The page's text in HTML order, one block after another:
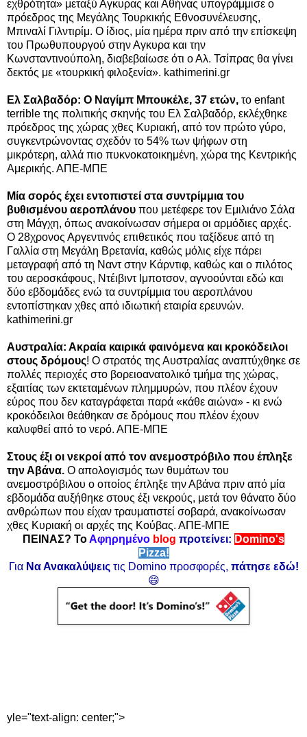
εχθρότητα» μεταξύ Αγκυρας και Αθήνας υπογράμμισε ο
πρόεδρος της Μεγάλης Τουρκικής Εθνοσυνέλευσης,
Μπιναλί Γιλντιρίμ. Ο ίδιος, μία ημέρα πριν από την επίσκεψη
του Πρωθυπουργού στην Αγκυρα και την
Κωνσταντινούπολη, διαβεβαίωσε ότι ο Αλ. Τσίπρας θα γίνει
δεκτός με «τουρκική φιλοξενία». kathimerini.gr
Ελ Σαλβαδόρ: Ο Ναγίμπ Μπουκέλε, 37 ετών, το enfant
terrible της πολιτικής σκηνής του Ελ Σαλβαδόρ, εκλέχθηκε
πρόεδρος της χώρας χθες Κυριακή, από τον πρώτο γύρο,
συγκεντρώνοντας σχεδόν το 54% των ψήφων στη
μικρότερη, αλλά πιο πυκνοκατοικημένη, χώρα της Κεντρικής
Αμερικής. ΑΠΕ-ΜΠΕ
Μία σορός έχει εντοπιστεί στα συντρίμμια του
βυθισμένου αεροπλάνου που μετέφερε τον Εμιλιάνο Σάλα
στη Μάγχη, όπως ανακοίνωσαν σήμερα οι αρμόδιες αρχές.
Ο 28χρονος Αργεντινός επιθετικός που ταξίδευε από τη
Γαλλία στη Μεγάλη Βρετανία, καθώς μόλις είχε πάρει
μεταγραφή από τη Ναντ στην Κάρντιφ, καθώς και ο πιλότος
του αεροσκάφους, Ντέιβιντ Ιμποτσον, αγνοούνται εδώ και
δύο εβδομάδες ενώ τα συντρίμμια του αεροπλάνου
εντοπίστηκαν χθες από ιδιωτική εταιρία ερευνών.
kathimerini.gr
Αυστραλία: Ακραία καιρικά φαινόμενα και κροκόδειλοι
στους δρόμους! Ο στρατός της Αυστραλίας αναπτύχθηκε σε
πολλές περιοχές στο βορειοανατολικό τμήμα της χώρας,
εξαιτίας των εκτεταμένων πλημμυρών, που πλέον έχουν
εύρος που δεν καταγράφεται παρά «κάθε αιώνα» - κι ενώ
κροκόδειλοι θεάθηκαν σε δρόμους που πλέον έχουν
καλυφθεί από το νερό. ΑΠΕ-ΜΠΕ
Στους έξι οι νεκροί από τον ανεμοστρόβιλο που έπληξε
την Αβάνα. Ο απολογισμός των θυμάτων του
ανεμοστρόβιλου ο οποίος έπληξε την Αβάνα πριν από μία
εβδομάδα αυξήθηκε στους έξι νεκρούς, μετά τον θάνατο δύο
ανθρώπων που είχαν τραυματιστεί σοβαρά, ανακοίνωσαν
χθες Κυριακή οι αρχές της Κούβας. ΑΠΕ-ΜΠΕ
ΠΕΙΝΑΣ? ΤοΑφηρημένο blog προτείνει: Domino's
Pizza!
Για Να Ανακαλύψειςτις Domino προσφορές, πάτησε εδώ!
😄
yle="text-align: center;">